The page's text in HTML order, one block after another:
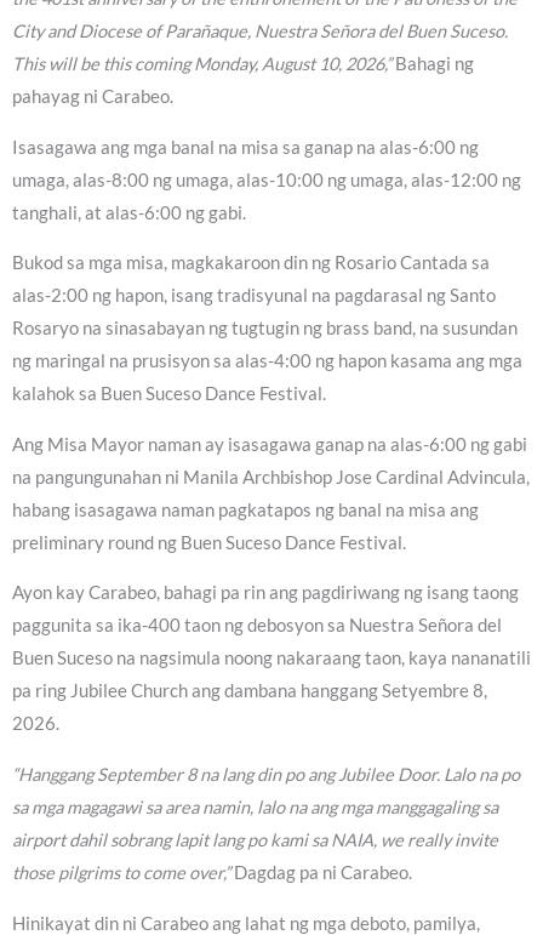
City and Diocese of Parañaque, Nuestra Señora del Buen Suceso.
This will be this coming Monday, August 10, 2026,”Bahagi ng
pahayag ni Carabeo.
Isasagawa ang mga banal na misa sa ganap na alas-6:00 ng
umaga, alas-8:00 ng umaga, alas-10:00 ng umaga, alas-12:00 ng
tanghali, at alas-6:00 ng gabi.
Bukod sa mga misa, magkakaroon din ng Rosario Cantada sa
alas-2:00 ng hapon, isang tradisyunal na pagdarasal ng Santo
Rosaryo na sinasabayan ng tugtugin ng brass band, na susundan
ng maringal na prusisyon sa alas-4:00 ng hapon kasama ang mga
kalahok sa Buen Suceso Dance Festival.
Ang Misa Mayor naman ay isasagawa ganap na alas-6:00 ng gabi
na pangungunahan ni Manila Archbishop Jose Cardinal Advincula,
habang isasagawa naman pagkatapos ng banal na misa ang
preliminary round ng Buen Suceso Dance Festival.
Ayon kay Carabeo, bahagi pa rin ang pagdiriwang ng isang taong
paggunita sa ika-400 taon ng debosyon sa Nuestra Señora del
Buen Suceso na nagsimula noong nakaraang taon, kaya nananatili
pa ring Jubilee Church ang dambana hanggang Setyembre 8,
2026.
“Hanggang September 8 na lang din po ang Jubilee Door. Lalo na po
sa mga magagawi sa area namin, lalo na ang mga manggagaling sa
airport dahil sobrang lapit lang po kami sa NAIA, we really invite
those pilgrims to come over,”Dagdag pa ni Carabeo.
Hinikayat din ni Carabeo ang lahat ng mga deboto, pamilya,